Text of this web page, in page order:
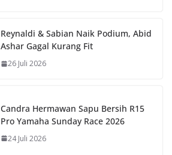
s
A
p
e
st
y
Li
n
Reynaldi & Sabian Naik Podium, Abid
Ashar Gagal Kurang Fit
26 Juli 2026
Candra Hermawan Sapu Bersih R15
Pro Yamaha Sunday Race 2026
24 Juli 2026